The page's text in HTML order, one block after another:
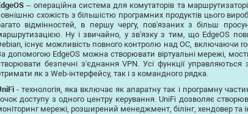
– операційна система для комутаторів та
схожість з більшістю програмних продуктів цього
відмінностей, в першу чергу, пов'язаних з більш
Ну і звичайно, у зв'язку з тим, що EdgeOS
існує можливість повного контролю над ОС, включаючи
допомогою EdgeOS можна створювати віртуальні мережі,
безпечні з'єднання VPN. Усі функції управляються
як з Web-інтерфейсу, так і з командного рядка.
- технологія, яка включає як апаратну так і програмну
доступу з одного центру керування. UniFi дозволяє
мережі, розширений менеджмент, білінг, хендовер та